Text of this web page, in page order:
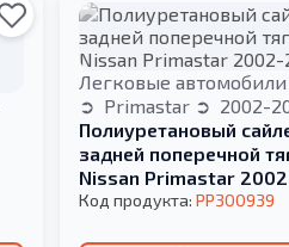
Легковые автомобили
Primastar
2002-
Полиуретановый
задней поперечной
Nissan Primastar
Код продукта:PP300939